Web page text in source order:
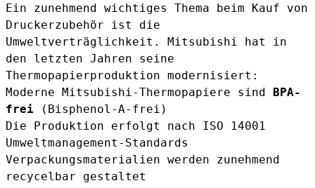
Ein zunehmend wichtiges Thema beim Kauf von
Druckerzubehör ist die
Umweltverträglichkeit. Mitsubishi hat in
den letzten Jahren seine
Thermopapierproduktion modernisiert:
Moderne Mitsubishi-Thermopapiere sind BPA-
frei (Bisphenol-A-frei)
Die Produktion erfolgt nach ISO 14001
Umweltmanagement-Standards
Verpackungsmaterialien werden zunehmend
recycelbar gestaltet